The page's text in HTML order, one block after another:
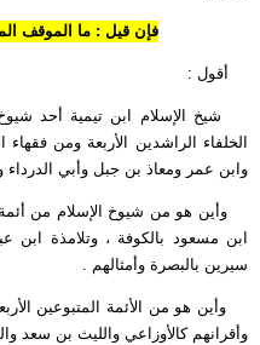
فإن قيل : ما الموقف
أقول :
شيخ الإسلام ابن تيمية أحد
الخلفاء الراشدين الأربعة ومن
وابن عمر ومعاذ بن جبل وأبي
وأين هو من شيوخ الإسلام من أئمة
ابن مسعود بالكوفة ، وتلامذة
سيرين بالبصرة وأمثالهم .
وأين هو من الأئمة المتبوعين
وأقرانهم كالأوزاعي والليث بن سعد